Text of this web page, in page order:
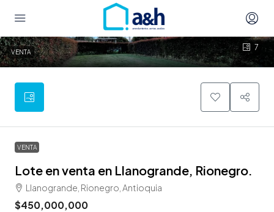
7
VENTA
VENTA
Lote en venta en Llanogrande, Rionegro.
Llanogrande, Rionegro, Antioquia
$450,000,000